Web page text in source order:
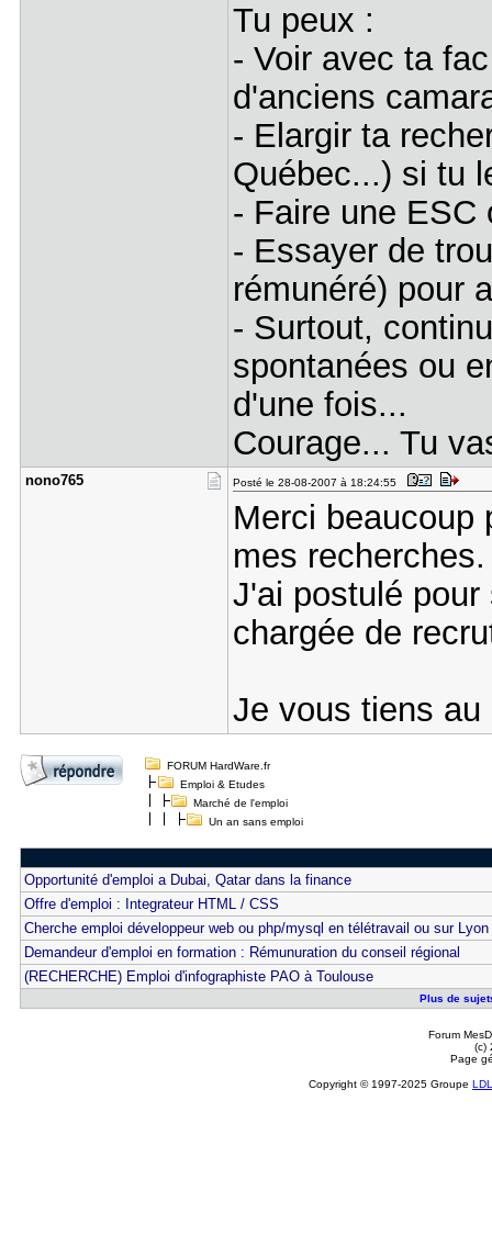
Tu peux :
- Voir avec ta
d'anciens
- Elargir ta
Québec...) si tu
- Faire une ESC
- Essayer de
rémunéré) pour
- Surtout,
spontanées ou
d'une fois...
Courage... Tu
nono765 Posté le 28-08-2007 à 18:24:55
Merci beaucoup
mes recherches.
J'ai postulé
chargée de
Je vous tiens au
FORUM HardWare.fr
Emploi & Etudes
Marché de l'emploi
Un an sans emploi
Opportunité d'emploi a Dubai, Qatar dans la finance
Offre d'emploi : Integrateur HTML / CSS
Cherche emploi développeur web ou php/mysql en télétravail ou sur Lyon
Demandeur d'emploi en formation : Rémunuration du conseil régional
(RECHERCHE) Emploi d'infographiste PAO à Toulouse
Plus de
Forum
(c)
Page
Copyright © 1997-2025 Groupe